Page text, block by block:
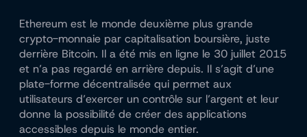
Ethereum est le monde deuxième plus grande
crypto-monnaie par capitalisation boursière, juste
derrière Bitcoin. Il a été mis en ligne le 30 juillet 2015
et n’a pas regardé en arrière depuis. Il s’agit d’une
plate-forme décentralisée qui permet aux
utilisateurs d’exercer un contrôle sur l’argent et leur
donne la possibilité de créer des applications
accessibles depuis le monde entier.